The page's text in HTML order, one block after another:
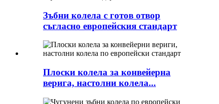
Зъбни колела с готов отвор
съгласно европейския стандарт
Плоски колела за конвейерна
верига, настолни колела...